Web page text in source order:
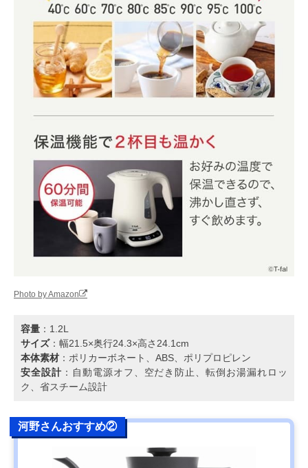
Photo by Amazon
容量 ：1.2L
サイズ：幅21.5×奥行24.3×高さ24.1cm
本体素材 ：ポリカーボネート、ABS、ポリプロピレン
安全設計 ：自動電源オフ、空だき防止、転倒お湯漏れロッ
ク、省スチーム設計
河野さんおすすめ②